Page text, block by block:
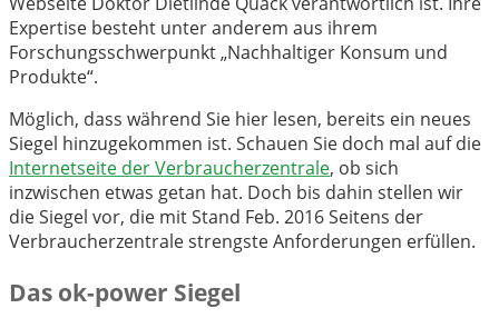
Expertise besteht unter anderem aus ihrem
Forschungsschwerpunkt „Nachhaltiger Konsum und
Produkte“.
Möglich, dass während Sie hier lesen, bereits ein neues
Siegel hinzugekommen ist. Schauen Sie doch mal auf die
Internetseite der Verbraucherzentrale, ob sich
inzwischen etwas getan hat. Doch bis dahin stellen wir
die Siegel vor, die mit Stand Feb. 2016 Seitens der
Verbraucherzentrale strengste Anforderungen erfüllen.
Das ok-power Siegel